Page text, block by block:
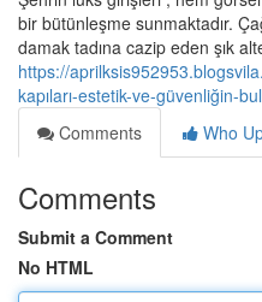
bir bütünleşme sunmaktadır.
damak tadına cazip eden şık
https://
kapıları-estetik-ve-güvenliğin-
Comments
Who
Comments
Submit a Comment
No HTML